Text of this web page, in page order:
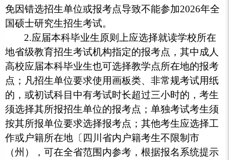
免因错选招生单位或报考点导致不能参加2026年全
国硕士研究生招生考试。
2.应届本科毕业生原则上应选择就读学校所在
地省级教育招生考试机构指定的报考点，其中成人
高校应届本科毕业生也可选择教学点所在地的报考
点；凡招生单位要求使用画板类、非常规考试用纸
的，或初试科目中有考试时长超过三小时的，考生
须选择其所报招生单位的报考点；单独考试考生须
按其所报单位要求选择报考点；其他考生应选择工
作或户籍所在地〔四川省内户籍考生不限制市
（州），可在全省范围内参考，根据报名系统提示